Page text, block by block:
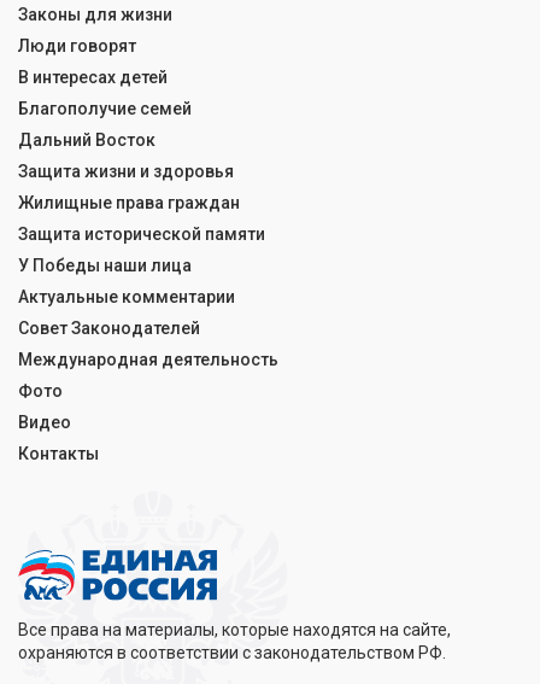
Все права на материалы, которые находятся на сайте,
охраняются в соответствии с законодательством РФ.
Законы для жизни
Люди говорят
В интересах детей
Благополучие семей
Дальний Восток
Защита жизни и здоровья
Жилищные права граждан
Защита исторической памяти
У Победы наши лица
Актуальные комментарии
Совет Законодателей
Международная деятельность
Фото
Видео
Контакты